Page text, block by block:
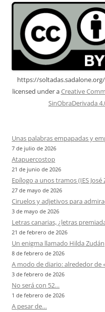
https://soltadas.sadalone.org/
licensed under aCreative
SinObraDerivada
Unas palabras empapadas y
7 de julio de 2026
Atapuercostop
21 de junio de 2026
Epílogo a unos tramos (IES José
27 de mayo de 2026
Ciruelos y adjetivos para
3 de mayo de 2026
Letras canarias, ¿letras
21 de febrero de 2026
Un enigma llamado Hilda Zudán
8 de febrero de 2026
A modo de diario: alrededor de
3 de febrero de 2026
No será con 52…
1 de febrero de 2026
A pesar de…